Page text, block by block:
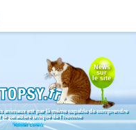
News
sur
le site
animaux est par là même capable de comprendre
le caractère unique de l'homme
Konrad Lorenz